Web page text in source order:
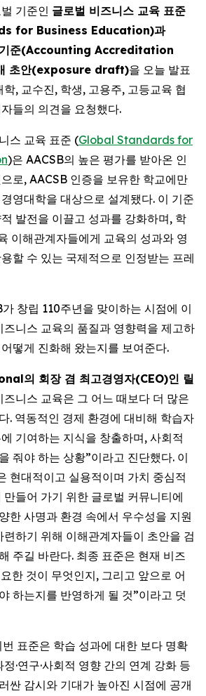
기준인 글로벌 비즈니스 교육 표준
for Business Education)과
기준(Accounting Accreditation
초안(exposure draft)을 오늘 발표
, 교수진, 학생, 고용주, 고등교육 협
들의 의견을 요청했다.
스 교육 표준 (Global Standards for
)은 AACSB의 높은 평가를 받아온 인
로, AACSB 인증을 보유한 학교에만
영대학을 대상으로 설계됐다. 이 기준
발전을 이끌고 성과를 강화하며, 학
이해관계자들에게 교육의 성과와 영
할 수 있는 국제적으로 인정받는 프레
창립 110주년을 맞이하는 시점에 이
니스 교육의 품질과 영향력을 제고하
떻게 진화해 왔는지를 보여준다.
의 회장 겸 최고경영자(CEO)인 릴
즈니스 교육은 그 어느 때보다 더 많은
. 역동적인 경제 환경에 대비해 학습자
기여하는 지식을 창출하며, 사회적
줘야 하는 상황”이라고 진단했다. 이
현대적이고 실용적이며 가치 중심적
들어 가기 위한 글로벌 커뮤니티에
한 사명과 환경 속에서 우수성을 지원
하기 위해 이해관계자들이 초안을 검
주길 바란다. 최종 표준은 현재 비즈
한 것이 무엇인지, 그리고 앞으로 어
하는지를 반영하게 될 것”이라고 덧
표준은 학습 성과에 대한 보다 명확
·연구·사회적 영향 간의 연계 강화 등
싼 감시와 기대가 높아진 시점에 공개